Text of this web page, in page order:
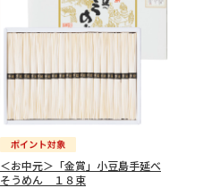
＜お中元＞「金賞」小豆島手延べ
そうめん １８束